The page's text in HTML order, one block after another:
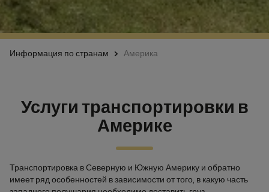
Информация по странам Америка
Услуги транспортировки в
Америке
Транспортировка в Северную и Южную Америку и обратно
имеет ряд особенностей в зависимости от того, в какую часть